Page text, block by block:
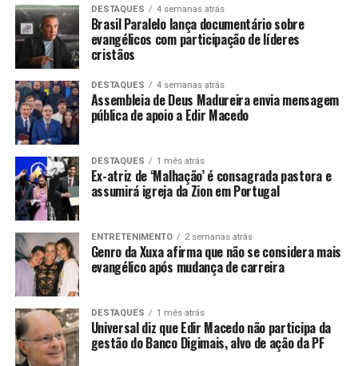
DESTAQUES 4 semanas atrás
Brasil Paralelo lança documentário sobre
evangélicos com participação de líderes
cristãos
DESTAQUES 4 semanas atrás
Assembleia de Deus Madureira envia mensagem
pública de apoio a Edir Macedo
DESTAQUES 1 mês atrás
Ex-atriz de ‘Malhação’ é consagrada pastora e
assumirá igreja da Zion em Portugal
ENTRETENIMENTO 2 semanas atrás
Genro da Xuxa afirma que não se considera mais
evangélico após mudança de carreira
DESTAQUES 1 mês atrás
Universal diz que Edir Macedo não participa da
gestão do Banco Digimais, alvo de ação da PF